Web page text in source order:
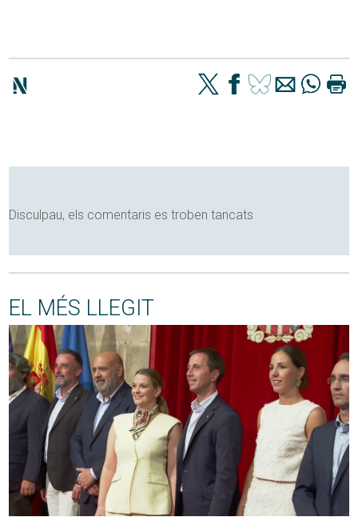
Disculpau, els comentaris es troben tancats
EL MÉS LLEGIT